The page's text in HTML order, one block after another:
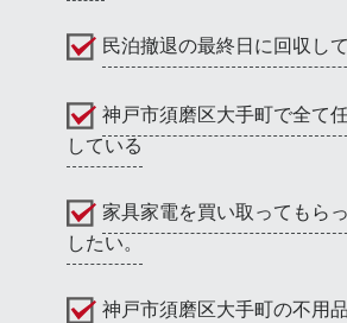
民泊撤退の最終日に回収し
神戸市須磨区大手町で全て
している
家具家電を買い取ってもら
したい。
神戸市須磨区大手町の不用